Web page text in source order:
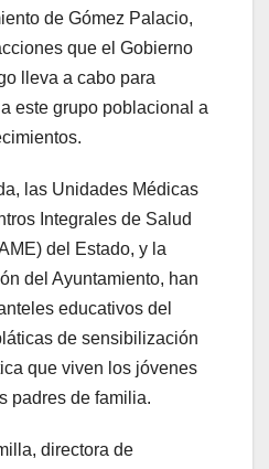
de Gómez Palacio,
que el Gobierno
lleva a cabo para
este grupo poblacional a
las Unidades Médicas
Integrales de Salud
del Estado, y la
del Ayuntamiento, han
educativos del
de sensibilización
que viven los jóvenes
padres de familia.
directora de